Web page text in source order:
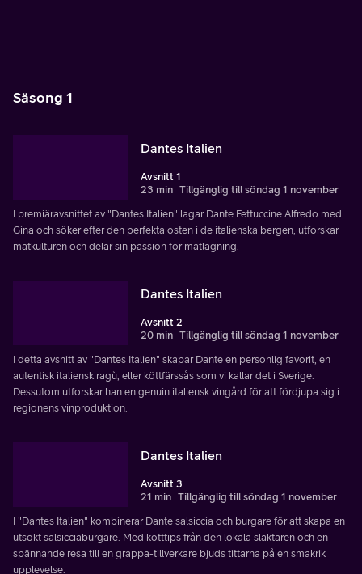
Säsong 1
Dantes Italien
Avsnitt 1
23 min Tillgänglig till söndag 1 november
I premiäravsnittet av "Dantes Italien" lagar Dante Fettuccine Alfredo med
Gina och söker efter den perfekta osten i de italienska bergen, utforskar
matkulturen och delar sin passion för matlagning.
Dantes Italien
Avsnitt 2
20 min Tillgänglig till söndag 1 november
I detta avsnitt av "Dantes Italien" skapar Dante en personlig favorit, en
autentisk italiensk ragù, eller köttfärssås som vi kallar det i Sverige.
Dessutom utforskar han en genuin italiensk vingård för att fördjupa sig i
regionens vinproduktion.
Dantes Italien
Avsnitt 3
21 min Tillgänglig till söndag 1 november
I "Dantes Italien" kombinerar Dante salsiccia och burgare för att skapa en
utsökt salsicciaburgare. Med kötttips från den lokala slaktaren och en
spännande resa till en grappa-tillverkare bjuds tittarna på en smakrik
upplevelse.